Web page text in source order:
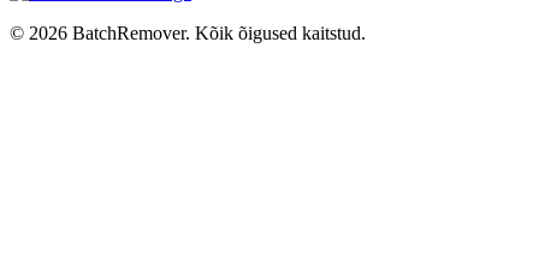
© 2026 BatchRemover. Kõik õigused kaitstud.